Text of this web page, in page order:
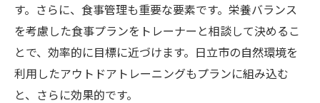
す。さらに、食事管理も重要な要素です。栄養バランス
を考慮した食事プランをトレーナーと相談して決めるこ
とで、効率的に目標に近づけます。日立市の自然環境を
利用したアウトドアトレーニングもプランに組み込む
と、さらに効果的です。